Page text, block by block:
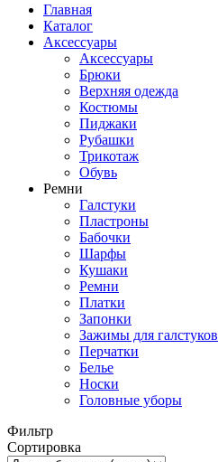
Главная
Каталог
Аксессуары
Аксессуары
Брюки
Верхняя одежда
Костюмы
Пиджаки
Рубашки
Трикотаж
Обувь
Ремни
Галстуки
Пластроны
Бабочки
Шарфы
Кушаки
Ремни
Платки
Запонки
Зажимы для галстуков
Перчатки
Белье
Носки
Головные уборы
Фильтр
Сортировка